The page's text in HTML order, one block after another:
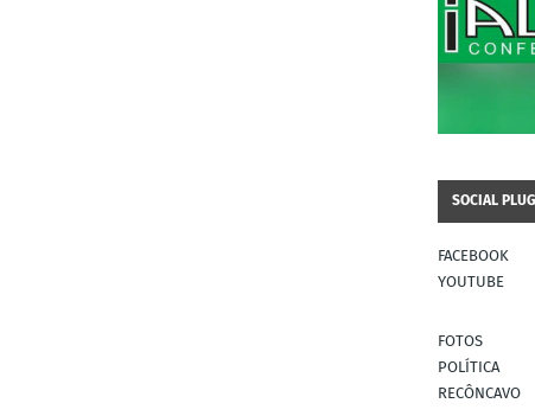
SOCIAL
FACEBOOK
YOUTUBE
FOTOS
POLÍTICA
RECÔNCAVO